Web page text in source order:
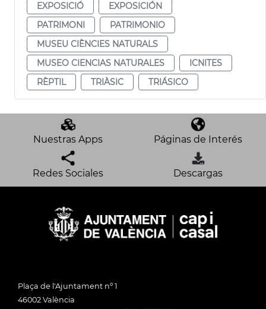
EXPOSICIÓ
EXPOSICIÓN
PATRIMONI
PATRIMONIO
MUSEU CIÈNCIES NATURALS
MUSEO CIENCIAS NATURALES
ICNITES
RÈPTIL
TRIÀSIC TRIÁSICO
Nuestras Apps Páginas de Interés
Redes Sociales Descargas
Plaça de l'Ajuntament nº 1
46002 València